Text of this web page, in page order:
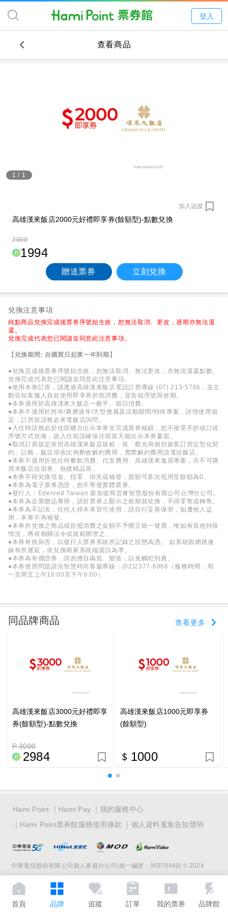
登入
首頁 品牌 追蹤 訂單 我的票券 品牌館
查看商品
1 / 1
加入追蹤
高雄漢來飯店2000元好禮即享券(餘額型)-點數兌換
2000
1994
贈送票券 立刻兌換
兌換注意事項
純點商品兌換完成後票券序號始生效，恕無法取消、更改，過期亦無法退
還。
兌換完成代表您已閱讀並同意此注意事項。
【兌換期間: 自購買日起算一年到期】
●兌換完成後票券序號始生效，恕無法取消、無法更改，亦無法退還點數。
兌換完成代表您已閱讀並同意此注意事項。
●使用本券訂房，請透過高雄漢來飯店電話訂房專線 (07) 213-5766，並主
動告知客服人員欲使用即享券折抵消費，並告知序號與效期。
●本券適用於高雄漢來大飯店一般平、假日消費。
●本券不適用於跨年/農曆過年/大型會展及活動期間/特殊專案，詳情使用規
定，訂房前請務必來電飯店詢問。
●入住時請務必於住宿櫃台出示本券並完成票券核銷，恕不接受手抄或口述
序號方式兌換，故入住前請確保住宿當天能出示本券畫面。
●取消訂房規定依照高雄漢來飯店規範，依「觀光局個別旅客訂房定型化契
約」記載，飯店得依比例酌收解約費用，實際解約費用請電洽飯店。
●本券不適用折抵任何餐飲消費、代支費用、高雄漢來逸居專案，亦不可購
買本飯店住宿券、熱搜精品等。
●本券不得兌換現金、找零、掛失或補發，面額可多次抵用至餘額為0。
●本券為電子票券憑證，恕不寄發實體票券。
●發行人：Edenred Taiwan 新加坡商宜睿智慧股份有限公司台灣分公司。
●本券為企業贈品專用，請於票券上顯示之效期前兌換，不得零售或轉售。
●本券為不記名，任何人持本券皆可使用，請自行妥善保管，如遭他人盜
用，本券不再補發。
●本券所兌換之商品或折抵消費之金額不予開立統一發票，惟如有其他特殊
情況，將依相關法令或規範辦理之。
●本券有效與否，以發行人票券系統所記錄之狀態為憑。 如系統因網路連
線有所遲延，依兌換商家系統端資訊為準。
●本券為有價證券，請勿擅自偽造、變造，以免觸犯刑責。
●本券使用問題請洽智慧時尚客服專線：(02)2377-6966（服務時間：周
一至周五上午10:00至下午6:00）
同品牌商品 查看更多
高雄漢來飯店3000元好禮即享
券(餘額型)-點數兌換
P 3000
2984
高雄漢來飯店1000元即享券
(餘額型)
1000
Hami Point Hami Pay
我的服務中心
Hami Point票券館服務使用條款
個人資料蒐集告知聲明
中華電信股份有限公司個人家庭分公司(統一編號：96979949) © 2024